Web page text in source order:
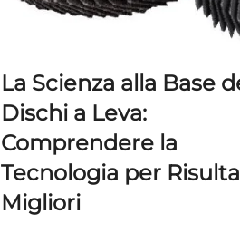
La Scienza alla Base
Dischi a Leva:
Comprendere la
Tecnologia per
Migliori